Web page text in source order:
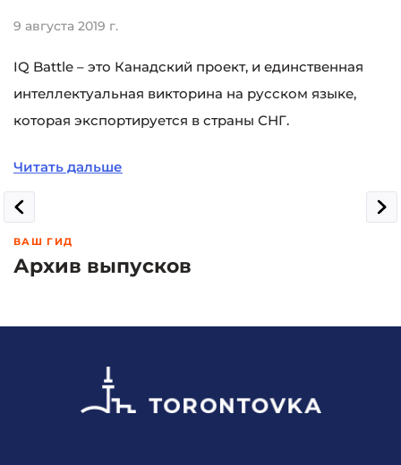
9 августа 2019 г.
IQ Battle – это Канадский проект, и единственная
интеллектуальная викторина на русском языке,
которая экспортируется в страны СНГ.
Читать дальше
ВАШ ГИД
Архив выпусков